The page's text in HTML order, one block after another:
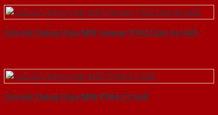
Cửa Gỗ Chống Cháy MDF Veneer P1R2 Căm Xe-SGD
Cửa Gỗ Chống Cháy MDF P1R4-C1-SGD